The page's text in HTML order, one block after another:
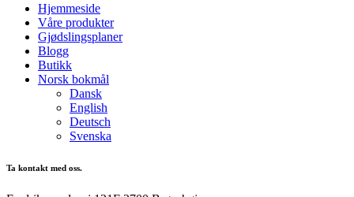
Hjemmeside
Våre produkter
Gjødslingsplaner
Blogg
Butikk
Norsk bokmål
Dansk
English
Deutsch
Svenska
Ta kontakt med oss.